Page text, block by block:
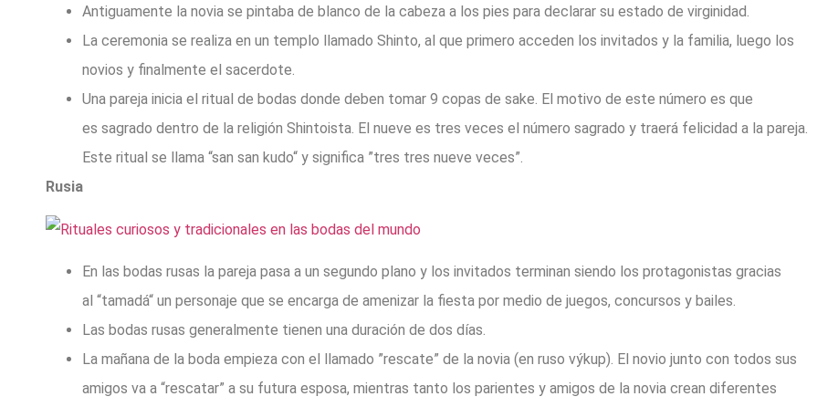
Antiguamente la novia se pintaba de blanco de la cabeza a los pies para declarar su estado de virginidad.
La ceremonia se realiza en un templo llamado Shinto, al que primero acceden los invitados y la familia, luego los
novios y finalmente el sacerdote.
Una pareja inicia el ritual de bodas donde deben tomar 9 copas de sake. El motivo de este número es que
es sagrado dentro de la religión Shintoista. El nueve es tres veces el número sagrado y traerá felicidad a la pareja.
Este ritual se llama “san san kudo“ y significa ”tres tres nueve veces”.
Rusia
En las bodas rusas la pareja pasa a un segundo plano y los invitados terminan siendo los protagonistas gracias
al “tamadá“ un personaje que se encarga de amenizar la fiesta por medio de juegos, concursos y bailes.
Las bodas rusas generalmente tienen una duración de dos días.
La mañana de la boda empieza con el llamado ”rescate” de la novia (en ruso výkup). El novio junto con todos sus
amigos va a “rescatar” a su futura esposa, mientras tanto los parientes y amigos de la novia crean diferentes